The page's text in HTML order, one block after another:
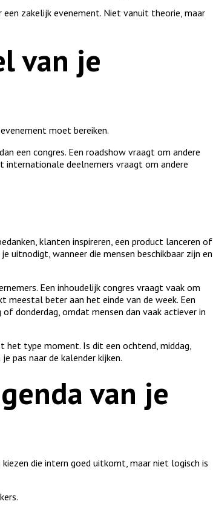
zakelijk evenement. Niet vanuit theorie, maar
van je
moet bereiken.
een congres. Een roadshow vraagt om andere
internationale deelnemers vraagt om andere
klanten inspireren, een product lanceren of
uitnodigt, wanneer die mensen beschikbaar zijn en
Een inhoudelijk congres vraagt vaak om
beter aan het einde van de week. Een
donderdag, omdat mensen dan vaak actiever in
het type moment. Is dit een ochtend, middag,
pas naar de kalender kijken.
van je
die intern goed uitkomt, maar niet logisch is